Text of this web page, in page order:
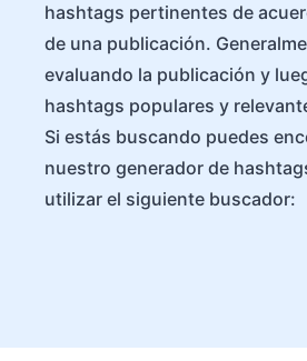
hashtags pertinentes de
de una publicación.
evaluando la publicación y
hashtags populares y
Si estás buscando puedes
nuestro generador de
utilizar el siguiente buscador: